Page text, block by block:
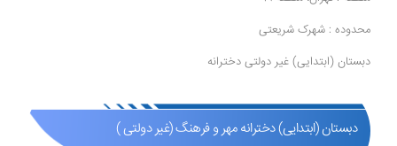
محدوده : شهرک شریعتی
دبستان (ابتدایی) غیر دولتی دخترانه
دبستان (ابتدایی) دخترانه مهر و فرهنگ (غیر دولتی )